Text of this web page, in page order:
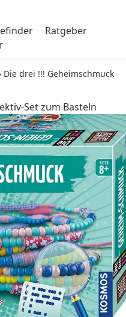
Ratgeber
Die drei !!! Geheimschmuck
Set zum Basteln